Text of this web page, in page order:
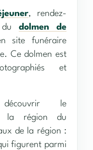
, rendez-
du dolmen de
site funéraire
Ce dolmen est
et
le
la région du
de la région :
figurent parmi